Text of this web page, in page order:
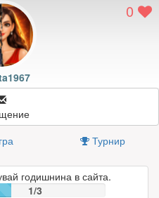
0
Турнир
годишнина в сайта.
1/3